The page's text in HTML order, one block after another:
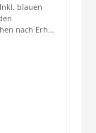
blauen
nach Erhalt